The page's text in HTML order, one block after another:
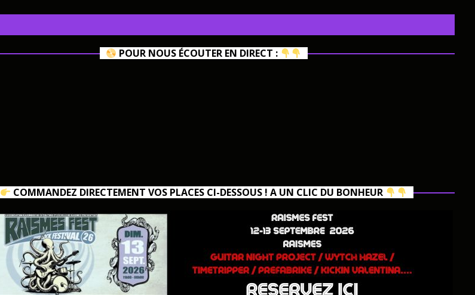
POUR NOUS ÉCOUTER EN DIRECT :
COMMANDEZ DIRECTEMENT VOS PLACES CI-DESSOUS ! A UN CLIC DU BONHEUR